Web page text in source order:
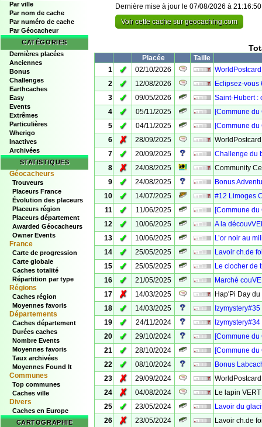
Par ville
Par nom de cache
Par numéro de cache
Par Géocacheur
CATÉGORIES
Dernières placées
Anciennes
Bonus
Challenges
Earthcaches
Easy
Events
Extrêmes
Particulières
Wherigo
Inactives
Archivées
STATISTIQUES
Géocacheurs
Trouveurs
Placeurs France
Évolution des placeurs
Placeurs région
Placeurs département
Awarded Géocacheurs
Owner Events
France
Carte de progression
Carte globale
Caches totalité
Répartition par type
Régions
Caches région
Moyennes favoris
Départements
Caches département
Durées caches
Nombre Events
Moyennes favoris
Taux archivées
Moyennes Found It
Communes
Top communes
Caches ville
Divers
Caches en Europe
CARTOGRAPHIE
Dernière mise à jour le 07/08/2026 à 21:16:50
Voir cette cache sur geocaching.com
Placée
Taille
1
✓ 02/10/2026
2
✓ 12/08/2026
Eclipsez-vous
3
✓ 09/05/2026
Saint-Hubert :
4
✓ 05/11/2025
[Commune
5
✓ 04/11/2025
[Commune
6
✗ 28/09/2025
7
✓ 20/09/2025
Challenge du
8
✗ 24/08/2025
Community
9
✓ 24/08/2025
Bonus
10
✓ 14/07/2025
#12 Limoges
11
✓ 11/06/2025
[Commune
12
✓ 10/06/2025
A la
13
✓ 10/06/2025
L’or noir au
14
✓ 25/05/2025
Lavoir ch.de
15
✓ 25/05/2025
Le clocher de
16
✓ 21/05/2025
Marché
17
✗ 14/03/2025
Hap'Pi Day
18
✓ 14/03/2025
19
✓ 24/11/2024
20
✓ 29/10/2024
[Commune du
21
✓ 28/10/2024
[Commune
22
✓ 08/10/2024
Bonus
23
✗ 29/09/2024
24
✗ 04/08/2024
Le lapin
25
✓ 23/05/2024
Lavoir du
26
✗ 23/05/2024
Lavoir ch.de